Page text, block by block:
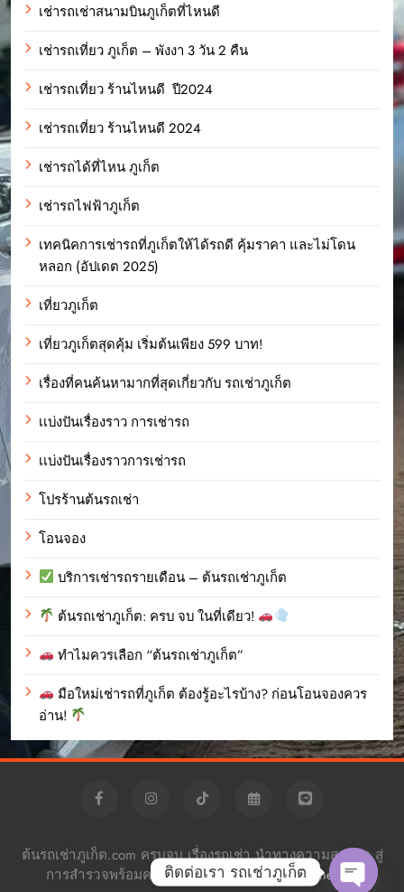
เช่ารถเช่าสนามบินภูเก็ตที่ไหนดี
เช่ารถเที่ยว ภูเก็ต – พังงา 3 วัน 2 คืน
เช่ารถเที่ยว ร้านไหนดี ปี2024
เช่ารถเที่ยว ร้านไหนดี 2024
เช่ารถได้ที่ไหน ภูเก็ต
เช่ารถไฟฟ้าภูเก็ต
เทคนิคการเช่ารถที่ภูเก็ตให้ได้รถดี คุ้มราคา และไม่โดน
หลอก (อัปเดต 2025)
เที่ยวภูเก็ต
เที่ยวภูเก็ตสุดคุ้ม เริ่มต้นเพียง 599 บาท!
เรื่องที่คนค้นหามากที่สุดเกี่ยวกับ รถเช่าภูเก็ต
เเบ่งปันเรื่องราว การเช่ารถ
เเบ่งปันเรื่องราวการเช่ารถ
โปรร้านต้นรถเช่า
โอนจอง
บริการเช่ารถรายเดือน – ต้นรถเช่าภูเก็ต
ต้นรถเช่าภูเก็ต: ครบ จบ ในที่เดียว!
ทำไมควรเลือก “ต้นรถเช่าภูเก็ต”
มือใหม่เช่ารถที่ภูเก็ต ต้องรู้อะไรบ้าง? ก่อนโอนจองควร
อ่าน!
ต้นรถเช่าภูเก็ต.com ครบจบ เรื่องรถเช่า นำทางความสะดวก สู่
การสำรวจพร้อมความอิสระ Powered ByBlazeThemes.
ติดต่อเรา รถเช่าภูเก็ต